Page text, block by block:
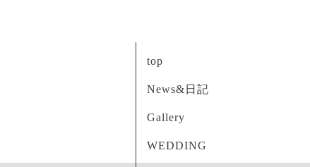
top
News&日記
Gallery
WEDDING